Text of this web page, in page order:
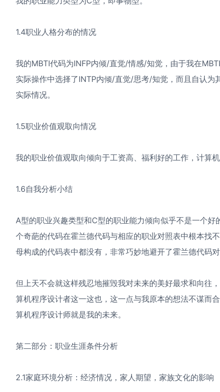
1.4职业人格分布的情况
我的MBTI代码为INFP内倾/直觉/情感/知觉，由于我在
实际操作中选择了INTP内倾/直觉/思考/知觉，而且自认为
实际情况。
1.5职业价值观取向情况
我的职业价值观取向倾向于工资高、福利好的工作，计算
1.6自我分析小结
A型的职业兴趣类型和C型的职业能力倾向似乎不是一个
个奇葩的代码在霍兰德代码与相应的职业对照表中根本找
母构成的代码表中都没有，非常巧妙地避开了霍兰德代码
但上天不会就这样残忍地摧毁我对未来的美好最求和向往
算机程序设计者这一这也，这一点与我原本的想法不谋而
算机程序设计师就是我的未来。
第二部分：职业生涯条件分析
2.1家庭环境分析：经济情况，家人期望，家族文化的影响